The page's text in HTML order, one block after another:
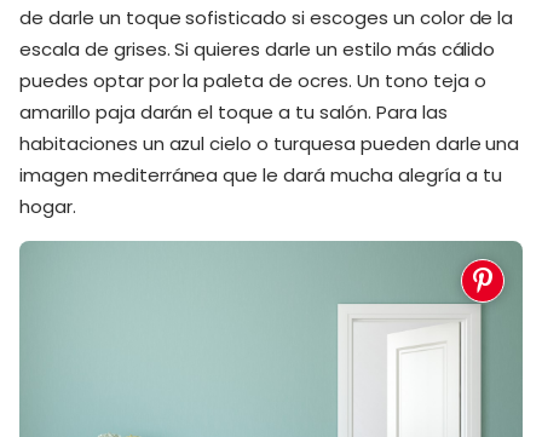
de darle un toque sofisticado si escoges un color de la
escala de grises. Si quieres darle un estilo más cálido
puedes optar por la paleta de ocres. Un tono teja o
amarillo paja darán el toque a tu salón. Para las
habitaciones un azul cielo o turquesa pueden darle una
imagen mediterránea que le dará mucha alegría a tu
hogar.